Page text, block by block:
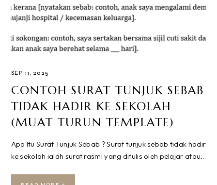
SEP 11, 2025
CONTOH SURAT TUNJUK SEBAB
TIDAK HADIR KE SEKOLAH
(MUAT TURUN TEMPLATE)
Apa Itu Surat Tunjuk Sebab ? Surat tunjuk sebab tidak hadir
ke sekolah ialah surat rasmi yang ditulis oleh pelajar atau…